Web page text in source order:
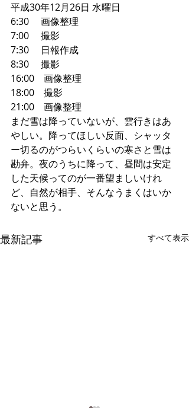
平成30年12月26日 水曜日
6:30     画像整理
7:00     撮影
7:30     日報作成
8:30     撮影
16:00    画像整理
18:00    撮影
21:00    画像整理
まだ雪は降っていないが、雲行きはあ
やしい。降ってほしい反面、シャッタ
ー切るのがつらいくらいの寒さと雪は
勘弁。夜のうちに降って、昼間は安定
した天候ってのが一番望ましいけれ
ど、自然が相手、そんなうまくはいか
ないと思う。
最新記事 すべて表示